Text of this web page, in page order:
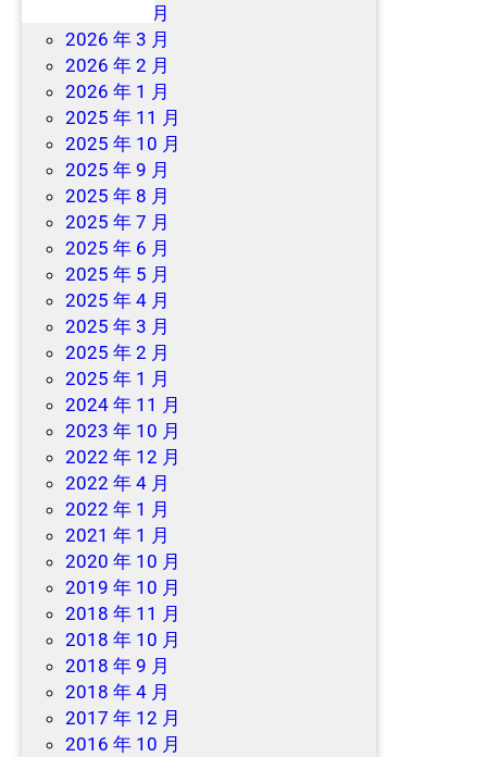
2026 年 6 月
2026 年 3 月
2026 年 2 月
2026 年 1 月
2025 年 11 月
2025 年 10 月
2025 年 9 月
2025 年 8 月
2025 年 7 月
2025 年 6 月
2025 年 5 月
2025 年 4 月
2025 年 3 月
2025 年 2 月
2025 年 1 月
2024 年 11 月
2023 年 10 月
2022 年 12 月
2022 年 4 月
2022 年 1 月
2021 年 1 月
2020 年 10 月
2019 年 10 月
2018 年 11 月
2018 年 10 月
2018 年 9 月
2018 年 4 月
2017 年 12 月
2016 年 10 月